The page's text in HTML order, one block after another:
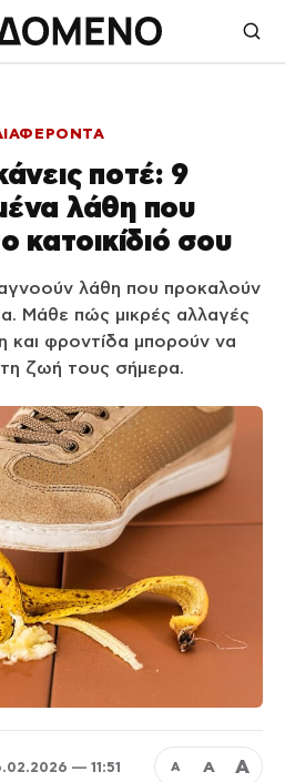
ποτέ: 9
λάθη που
κατοικίδιό σου
λάθη που προκαλούν
Μάθε πώς μικρές αλλαγές
και φροντίδα μπορούν να
ζωή τους σήμερα.
— 11:51 Α Α Α